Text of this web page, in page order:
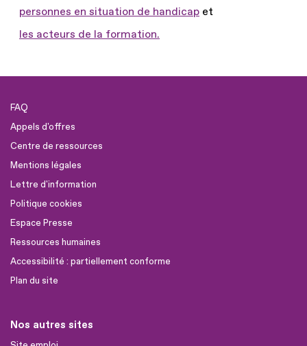
personnes en situation de handicap et
les acteurs de la formation.
FAQ
Appels d'offres
Centre de ressources
Mentions légales
Lettre d'information
Politique cookies
Espace Presse
Ressources humaines
Accessibilité : partiellement conforme
Plan du site
Nos autres sites